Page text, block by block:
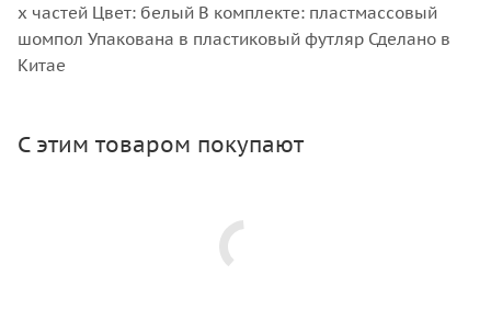
х частей Цвет: белый В комплекте: пластмассовый
шомпол Упакована в пластиковый футляр Сделано в
Китае
С этим товаром покупают